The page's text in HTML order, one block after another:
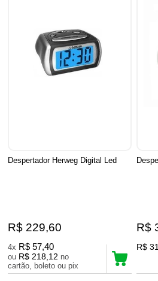
Despertador Herweg Digital Led
R$ 229,60
4x R$ 57,40
ou R$ 218,12 no
cartão, boleto ou pix
R$
R$